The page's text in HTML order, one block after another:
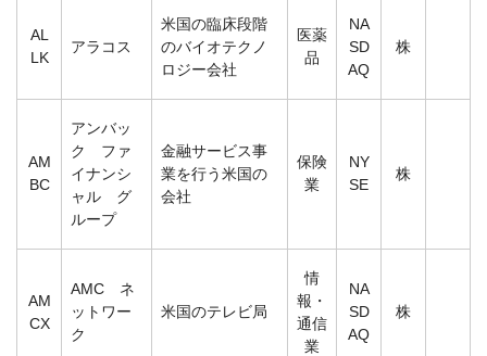
AL
LK
アラコス
米国の臨床段階
のバイオテクノ
ロジー会社
医薬
品
NA
SD
AQ
株
AM
BC
アンバッ
ク ファ
イナンシ
ャル グ
ループ
金融サービス事
業を行う米国の
会社
保険
業
NY
SE
株
AM
CX
AMC ネ
ットワー
ク
米国のテレビ局
情
報・
通信
業
NA
SD
AQ
株